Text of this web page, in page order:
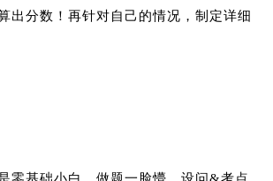
出分数！再针对自己的情况，制定详细